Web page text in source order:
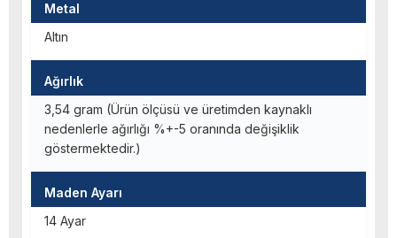
Metal
Altın
Ağırlık
3,54 gram (Ürün ölçüsü ve üretimden kaynaklı
nedenlerle ağırlığı %+-5 oranında değişiklik
göstermektedir.)
Maden Ayarı
14 Ayar